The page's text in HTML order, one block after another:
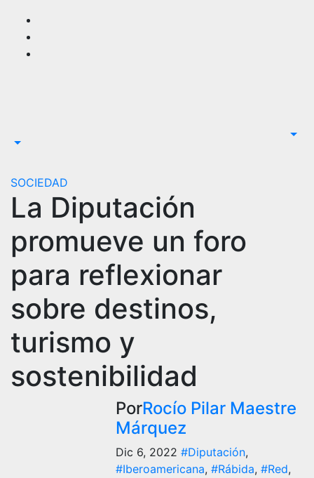
contenido
SOCIEDAD
La Diputación
promueve un foro
para reflexionar
sobre destinos,
turismo y
sostenibilidad
PorRocío Pilar Maestre
Márquez
Dic 6, 2022 #Diputación,
#Iberoamericana, #Rábida, #Red,